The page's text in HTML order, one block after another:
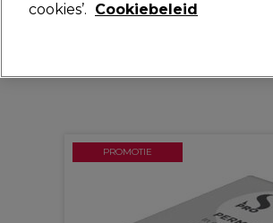
Volgende dag geleverd*
PROMOTIE
cookies’. Cookiebeleid